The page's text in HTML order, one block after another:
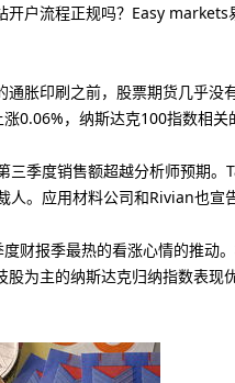
户流程正规吗？‌Easy markets
胀印刷之前，股票期货几乎没
0.06%，纳斯达克100指数相关
季度销售额超越分析师预期。
。应用材料公司和Rivian也宣
财报季最热的看涨心情的推动
为主的纳斯达克归纳指数表现